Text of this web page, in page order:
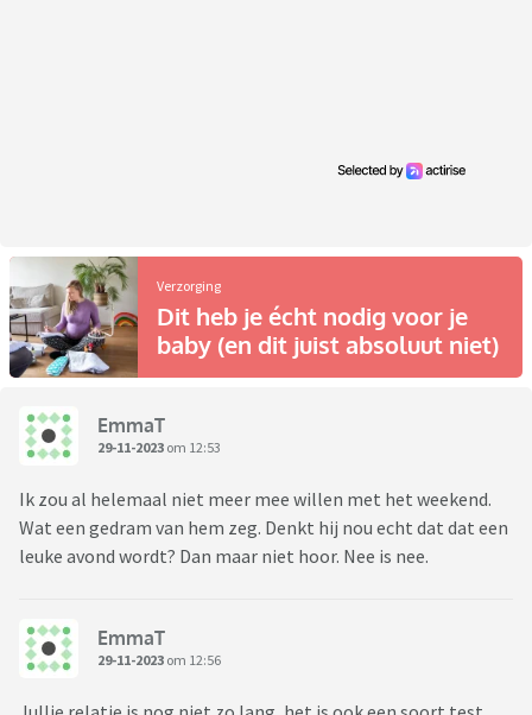
Verzorging
Dit heb je écht nodig voor je
baby (en dit juist absoluut niet)
EmmaT
29-11-2023 om 12:53
Ik zou al helemaal niet meer mee willen met het weekend.
Wat een gedram van hem zeg. Denkt hij nou echt dat dat een
leuke avond wordt? Dan maar niet hoor. Nee is nee.
EmmaT
29-11-2023 om 12:56